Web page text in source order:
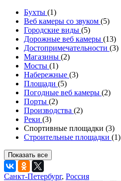
Бухты (1)
Веб камеры со звуком (5)
Городские виды (5)
Дорожные веб камеры (13)
Достопримечательности (3)
Магазины (2)
Мосты (1)
Набережные (3)
Площади (5)
Погодные веб камеры (2)
Порты (2)
Производства (2)
Реки (3)
Спортивные площадки (3)
Строительные площадки (1)
Показать все
Санкт-Петербург, Россия